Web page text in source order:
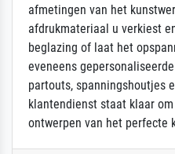
afmetingen van het
afdrukmateriaal u verkiest
beglazing of laat het
eveneens
partouts, spanningshoutjes
klantendienst staat klaar
ontwerpen van het perfecte